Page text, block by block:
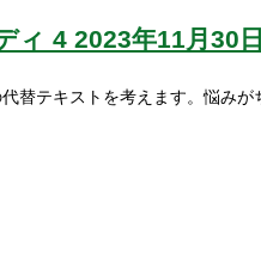
ィ 4 2023年11月30日
替テキストを考えます。悩み